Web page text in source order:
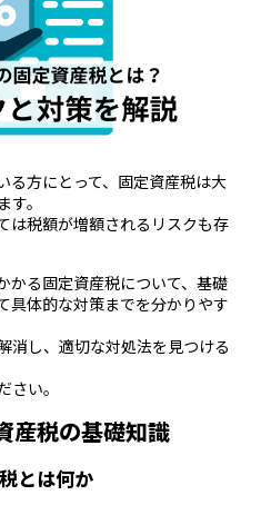
る方にとって、固定資産税は大
。
は税額が増額されるリスクも存
かる固定資産税について、基礎
具体的な対策までを分かりやす
消し、適切な対処法を見つける
い。
産税の基礎知識
とは何か